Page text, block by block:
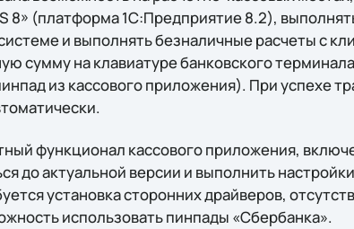
8» (платформа 1С:Предприятие 8.2),
и выполнять безналичные расчеты с
сумму на клавиатуре банковского
из кассового приложения). При успехе
функционал кассового приложения,
до актуальной версии и выполнить
установка сторонних драйверов,
использовать пинпады «Сбербанка».